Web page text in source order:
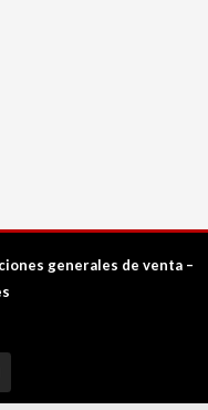
generales de venta –